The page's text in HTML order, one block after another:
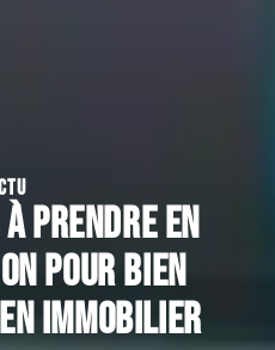
prendre en
pour bien
immobilier